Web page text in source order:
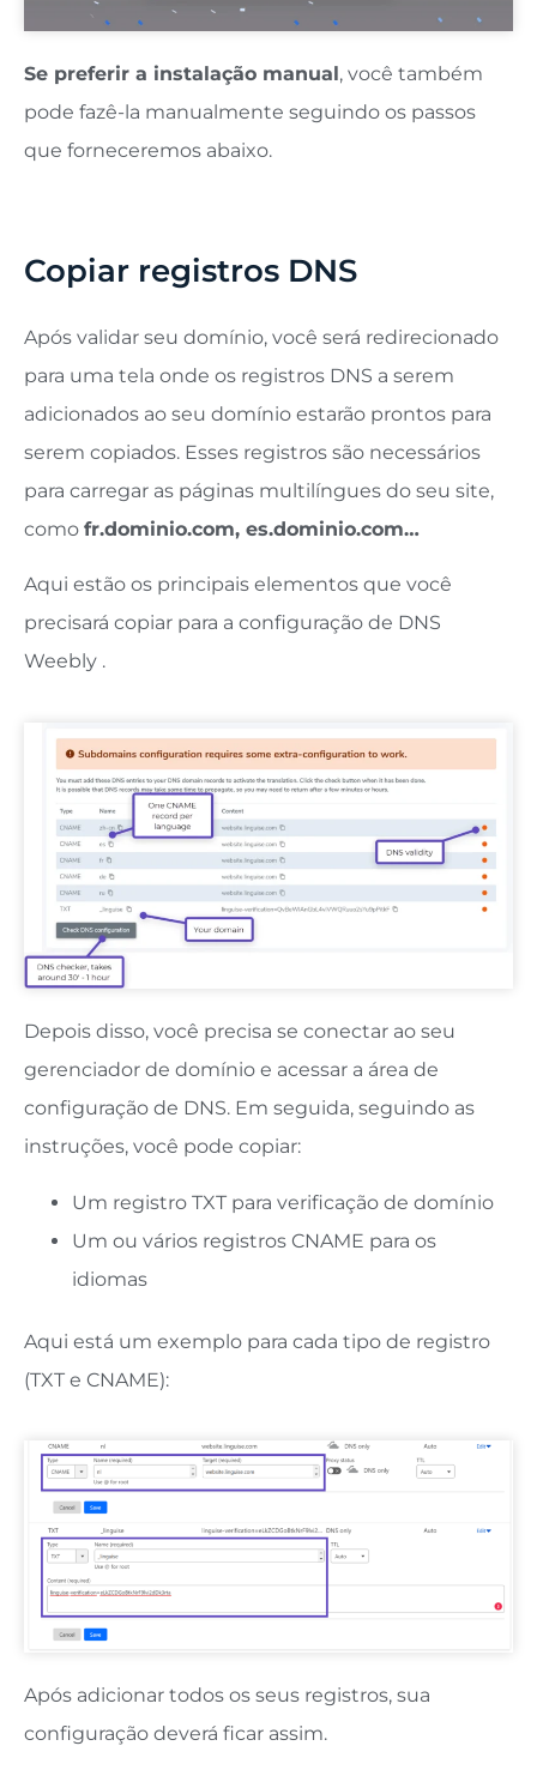
Se preferir a instalação manual , você também
pode fazê-la manualmente seguindo os passos
que forneceremos abaixo.
Copiar registros DNS
Após validar seu domínio, você será redirecionado
para uma tela onde os registros DNS a serem
adicionados ao seu domínio estarão prontos para
serem copiados. Esses registros são necessários
para carregar as páginas multilíngues do seu site,
como fr.dominio.com, es.dominio.com…
Aqui estão os principais elementos que você
precisará copiar para a configuração de DNS
Weebly .
Depois disso, você precisa se conectar ao seu
gerenciador de domínio e acessar a área de
configuração de DNS. Em seguida, seguindo as
instruções, você pode copiar:
Um registro TXT para verificação de domínio
Um ou vários registros CNAME para os
idiomas
Aqui está um exemplo para cada tipo de registro
(TXT e CNAME):
Após adicionar todos os seus registros, sua
configuração deverá ficar assim.